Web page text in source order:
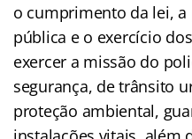
o cumprimento da lei,
pública e o exercício
exercer a missão do
segurança, de trânsito
proteção ambiental,